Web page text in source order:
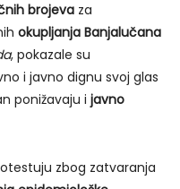
brojeva za
okupljanja Banjalučana
, pokazale su
i javno dignu svoj glas
ponižavaju i javno
zbog zatvaranja